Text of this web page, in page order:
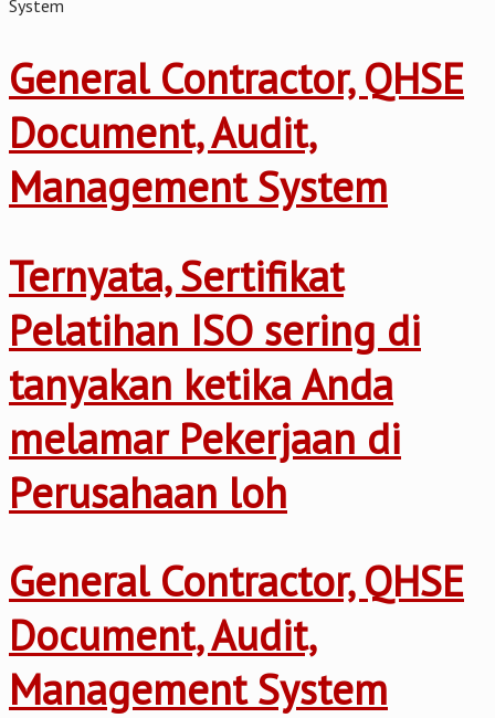
General Contractor, QHSE
Document, Audit,
Management System
Ternyata, Sertifikat
Pelatihan ISO sering di
tanyakan ketika Anda
melamar Pekerjaan di
Perusahaan loh
General Contractor, QHSE
Document, Audit,
Management System